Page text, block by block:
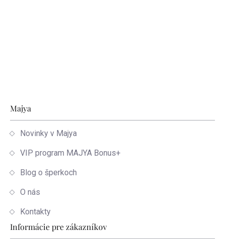
Zápätie
Majya
Novinky v Majya
VIP program MAJYA Bonus+
Blog o šperkoch
O nás
Kontakty
Informácie pre zákazníkov